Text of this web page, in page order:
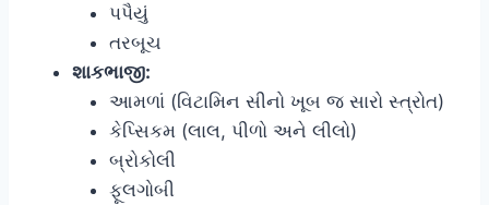
પપૈયું
તરબૂચ
શાકભાજી:
આમળાં (વિટામિન સીનો ખૂબ જ સારો સ્ત્રોત)
કેપ્સિકમ (લાલ, પીળો અને લીલો)
બ્રોકોલી
ફૂલગોબી